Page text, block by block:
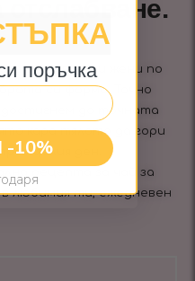
отслабване.
на всички жени по
си форма. Точно
до точната
кара тялото да гори
целия ден.
рецепта за чай за
любимия ти, ежедневен
поръчка
10%